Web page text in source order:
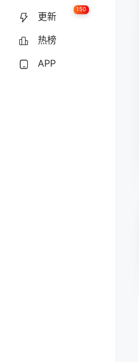
更新
150
热榜
APP